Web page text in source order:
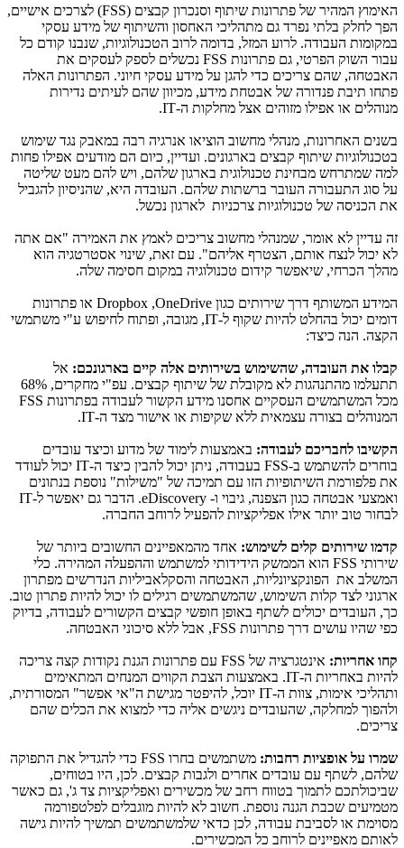
האימוץ המהיר של פתרונות שיתוף וסנכרון קבצים (FSS) לצרכים אישיים,
הפך לחלק בלתי נפרד גם מתהליכי האחסון והשיתוף של מידע עסקי
במקומות העבודה. לרוע המזל, בדומה לרוב הטכנולוגיות, שנבנו קודם כל
עבור השוק הפרטי, גם פתרונות FSS נכשלים לספק לעסקים את
האבטחה, שהם צריכים כדי להגן על מידע עסקי חיוני. הפתרונות האלה
פתחו תיבת פנדורה של אבטחת מידע, מכיוון שהם לעיתים נדירות
מנוהלים או אפילו מזוהים אצל מחלקות ה-IT
.
בשנים האחרונות, מנהלי מחשוב הוציאו אנרגיה רבה במאבק נגד שימוש
בטכנולוגיות שיתוף קבצים בארגונים. ועדיין, כיום הם מודעים אפילו פחות
למה שמתרחש מבחינת טכנולוגית בארגון שלהם, ויש להם מעט שליטה
על סוג התעבורה העובר ברשתות שלהם. העובדה היא, שהניסיון להגביל
את הכניסה של טכנולוגיות צרכניות לארגון נכשל.
זה עדיין לא אומר, שמנהלי מחשוב צריכים לאמץ את האמירה "אם אתה
לא יכול לנצח אותם, הצטרף אליהם". עם זאת, שינוי אסטרטגיה הוא
מהלך הכרחי, שיאפשר קידום טכנולוגיה במקום חסימה שלה.
המידע המשותף דרך שירותים כגון OneDrive
,
Dropbox או פתרונות
דומים יכול בהחלט להיות שקוף ל-IT, מגובה, ופתוח לחיפוש ע"י משתמשי
הקצה. הנה כיצד:
קבלו את העובדה, שהשימוש בשירותים אלה קיים בארגונכם: אל
תתעלמו מהתנהגות לא מקובלת של שיתוף קבצים. עפ"י מחקרים, 68%
מכל המשתמשים העסקיים אחסנו מידע הקשור לעבודה בפתרונות FSS
המנוהלים בצורה עצמאית ללא שקיפות או אישור מצד ה-IT
.
הקשיבו לחבריכם לעבודה: באמצעות לימוד של מדוע וכיצד עובדים
בוחרים להשתמש ב-FSS בעבודה, ניתן יכול להבין כיצד ה-IT יכול לעודד
את פלפורמת השיתופיות הזו עם תמיכה של "משילות" נוספת בנתונים
ואמצעי אבטחה כגון הצפנה, גיבוי ו- eDiscovery. הדבר גם יאפשר ל-IT
לבחור טוב יותר אילו אפליקציות להפעיל לרוחב החברה.
קדמו שירותים קלים לשימוש: אחד מהמאפיינים החשובים ביותר של
שירותי FSS הוא הממשק הידידותי למשתמש וההפעלה המהירה. כלי
המשלב את הפונקציונליות, האבטחה והסקלאביליות הנדרשים מפתרון
ארגוני לצד קלות השימוש, שהמשתמשים רגילים לו יכול להיות פתרון טוב.
כך, העובדים יכולים לשתף באופן חופשי קבצים הקשורים לעבודה, בדיוק
כפי שהיו עושים דרך פתרונות FSS, אבל ללא סיכוני האבטחה.
קחו אחריות: אינטגרציה של FSS עם פתרונות הגנת נקודות קצה צריכה
להיות באחריות ה-IT. באמצעות הצבת הקווים המנחים המתאימים
ותהליכי אימות, צוות ה-IT יוכל, להיפטר מגישת ה"אי אפשר" המסורתית,
ולהפוך למחלקה, שהעובדים ניגשים אליה כדי למצוא את הכלים שהם
צריכים.
שמרו על אופציות רחבות: משתמשים בחרו FSS כדי להגדיל את התפוקה
שלהם, לשתף עם עובדים אחרים ולגבות קבצים. לכן, היו בטוחים,
שביכולתכם לתמוך בטווח רחב של מכשירים ואפליקציות צד ג', גם כאשר
מטמיעים שכבת הגנה נוספת. חשוב לא להיות מוגבלים לפלטפורמה
מסוימת או לסביבת עבודה, לכן כדאי שלמשתמשים תמשיך להיות גישה
לאותם מאפיינים לרוחב כל המכשירים.